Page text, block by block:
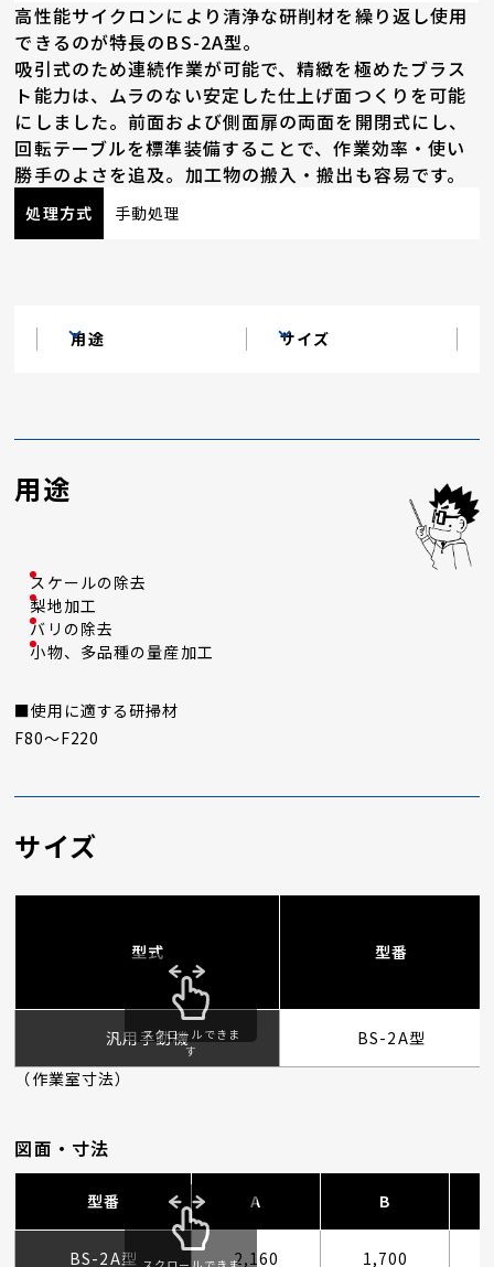
高性能サイクロンにより清浄な研削材を繰り返し使用
できるのが特長のBS-2A型。
吸引式のため連続作業が可能で、精緻を極めたブラス
ト能力は、ムラのない安定した仕上げ面つくりを可能
にしました。前面および側面扉の両面を開閉式にし、
回転テーブルを標準装備することで、作業効率・使い
勝手のよさを追及。加工物の搬入・搬出も容易です。
処理方式 手動処理
用途 サイズ
用途
スケールの除去
梨地加工
バリの除去
小物、多品種の量産加工
■使用に適する研掃材
F80～F220
サイズ
型式 型番
汎用手動機 BS-2A型
スクロールできま
す
（作業室寸法）
図面・寸法
型番 A B
BS-2A型 2,160 1,700